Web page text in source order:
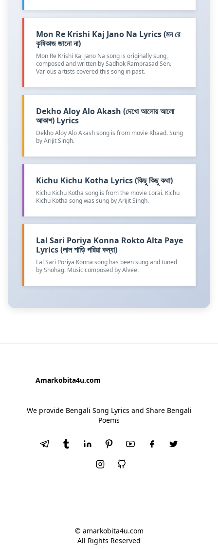
Mon Re Krishi Kaj Jano Na Lyrics (মন রে
কৃষিকাজ জানো না)
Mon Re Krishi Kaj Jano Na song is originally sung,
composed and written by Sadhok Ramprasad Sen.
Various artists covered this song in past.
Dekho Aloy Alo Akash (দেখো আলোয় আলো
আকাশ) Lyrics
Dekho Aloy Alo Akash song is from movie Khaad. Sung
by Arijit Singh.
Kichu Kichu Kotha Lyrics (কিছু কিছু কথা)
Kichu Kichu Kotha song is from the movie Lorai. Kichu
Kichu Kotha song was sung by Arijit Singh.
Lal Sari Poriya Konna Rokto Alta Paye
Lyrics (লাল শাড়ি পরিয়া কন্যা)
Lal Sari Poriya Konna song has been sung and tuned
by Shohag. Music composed by Alvee.
Amarkobita4u.com
We provide Bengali Song Lyrics and Share Bengali
Poems
© amarkobita4u.com
All Rights Reserved